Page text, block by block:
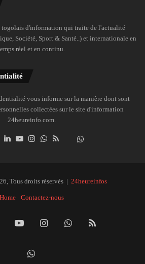
togolais d'information qui traite de l'actualité
Société, Sport & Santé..) et internationale en
réel et en continu.
vous informe sur la manière dont sont
collectées sur le site d'information
24heureinfo.com.
X LinkedinYouTubeInstagramWhatsAppDailymotion
Tous droits réservés | 24heureinfos
Home Contactez-nous
YouTubeInstagramWhatsApp
RSS